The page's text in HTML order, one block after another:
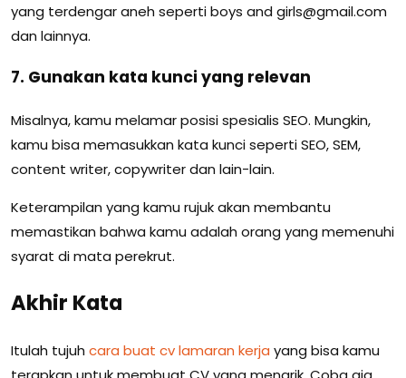
yang terdengar aneh seperti boys and girls@gmail.com
dan lainnya.
7. Gunakan kata kunci yang relevan
Misalnya, kamu melamar posisi spesialis SEO. Mungkin,
kamu bisa memasukkan kata kunci seperti SEO, SEM,
content writer, copywriter dan lain-lain.
Keterampilan yang kamu rujuk akan membantu
memastikan bahwa kamu adalah orang yang memenuhi
syarat di mata perekrut.
Akhir Kata
Itulah tujuh cara buat cv lamaran kerja yang bisa kamu